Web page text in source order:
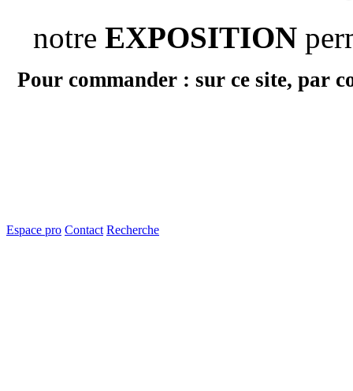
notre EXPOSITION
Pour commander : sur ce site, par
Espace pro Contact Recherche